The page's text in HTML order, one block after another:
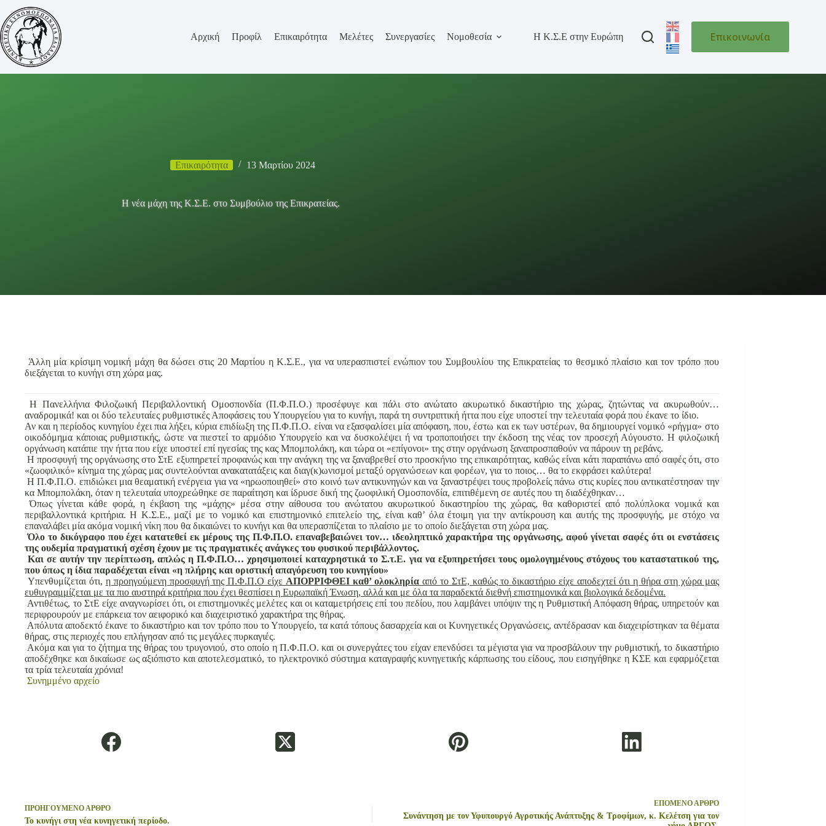
Μετάβαση
στο
περιεχόμενο
Αρχική
Προφίλ Επικαιρότητα Μελέτες Συνεργασίες Νομοθεσία Η Κ.Σ.Ε στην Ευρώπη Επικοινωνία
Επικαιρότητα 13 Μαρτίου 2024
Η νέα μάχη της Κ.Σ.Ε. στο Συμβούλιο της Επικρατείας.
Άλλη μία κρίσιμη νομική μάχη θα δώσει στις 20 Μαρτίου η Κ.Σ.Ε., για να υπερασπιστεί ενώπιον του Συμβουλίου της Επικρατείας το θεσμικό πλαίσιο και τον τρόπο που
διεξάγεται το κυνήγι στη χώρα μας.
Η Πανελλήνια Φιλοζωική Περιβαλλοντική Ομοσπονδία (Π.Φ.Π.Ο.) προσέφυγε και πάλι στο ανώτατο ακυρωτικό δικαστήριο της χώρας, ζητώντας να ακυρωθούν…
αναδρομικά! και οι δύο τελευταίες ρυθμιστικές Αποφάσεις του Υπουργείου για το κυνήγι, παρά τη συντριπτική ήττα που είχε υποστεί την τελευταία φορά που έκανε το ίδιο.
Αν και η περίοδος κυνηγίου έχει πια λήξει, κύρια επιδίωξη της Π.Φ.Π.Ο. είναι να εξασφαλίσει μία απόφαση, που, έστω και εκ των υστέρων, θα δημιουργεί νομικό «ρήγμα» στο
οικοδόμημα κάποιας ρυθμιστικής, ώστε να πιεστεί το αρμόδιο Υπουργείο και να δυσκολέψει ή να τροποποιήσει την έκδοση της νέας τον προσεχή Αύγουστο. Η φιλοζωική
οργάνωση κατάπιε την ήττα που είχε υποστεί επί ηγεσίας της κας Μπομπολάκη, και τώρα οι «επίγονοι» της στην οργάνωση ξαναπροσπαθούν να πάρουν τη ρεβάνς.
Η προσφυγή της οργάνωσης στο ΣτΕ εξυπηρετεί προφανώς και την ανάγκη της να ξαναβρεθεί στο προσκήνιο της επικαιρότητας, καθώς είναι κάτι παραπάνω από σαφές ότι, στο
«ζωοφιλικό» κίνημα της χώρας μας συντελούνται ανακατατάξεις και διαγ(κ)ωνισμοί μεταξύ οργανώσεων και φορέων, για το ποιος… θα το εκφράσει καλύτερα!
Η Π.Φ.Π.Ο. επιδιώκει μια θεαματική ενέργεια για να «ηρωοποιηθεί» στο κοινό των αντικυνηγών και να ξαναστρέψει τους προβολείς πάνω στις κυρίες που αντικατέστησαν την
κα Μπομπολάκη, όταν η τελευταία υποχρεώθηκε σε παραίτηση και ίδρυσε δική της ζωοφιλική Ομοσπονδία, επιτιθέμενη σε αυτές που τη διαδέχθηκαν…
Όπως γίνεται κάθε φορά, η έκβαση της «μάχης» μέσα στην αίθουσα του ανώτατου ακυρωτικού δικαστηρίου της χώρας, θα καθοριστεί από πολύπλοκα νομικά και
περιβαλλοντικά κριτήρια. Η Κ.Σ.Ε., μαζί με το νομικό και επιστημονικό επιτελείο της, είναι καθ’ όλα έτοιμη για την αντίκρουση και αυτής της προσφυγής, με στόχο να
επαναλάβει μία ακόμα νομική νίκη που θα δικαιώνει το κυνήγι και θα υπερασπίζεται το πλαίσιο με το οποίο διεξάγεται στη χώρα μας.
Όλο το δικόγραφο που έχει κατατεθεί εκ μέρους της Π.Φ.Π.Ο. επαναβεβαιώνει τον… ιδεοληπτικό χαρακτήρα της οργάνωσης, αφού γίνεται σαφές ότι οι ενστάσεις
της ουδεμία πραγματική σχέση έχουν με τις πραγματικές ανάγκες του φυσικού περιβάλλοντος.
Και σε αυτήν την περίπτωση, απλώς η Π.Φ.Π.Ο… χρησιμοποιεί καταχρηστικά το Σ.τ.Ε. για να εξυπηρετήσει τους ομολογημένους στόχους του καταστατικού της,
που όπως η ίδια παραδέχεται είναι «η πλήρης και οριστική απαγόρευση του κυνηγίου»
Υπενθυμίζεται ότι, η προηγούμενη προσφυγή της Π.Φ.Π.Ο είχε ΑΠΟΡΡΙΦΘΕΙ καθ’ ολοκληρίααπό το ΣτΕ, καθώς το δικαστήριο είχε αποδεχτεί ότι η θήρα στη χώρα μας
ευθυγραμμίζεται με τα πιο αυστηρά κριτήρια που έχει θεσπίσει η Ευρωπαϊκή Ένωση, αλλά και με όλα τα παραδεκτά διεθνή επιστημονικά και βιολογικά δεδομένα.
Αντιθέτως, το ΣτΕ είχε αναγνωρίσει ότι, οι επιστημονικές μελέτες και οι καταμετρήσεις επί του πεδίου, που λαμβάνει υπόψιν της η Ρυθμιστική Απόφαση θήρας, υπηρετούν και
περιφρουρούν με επάρκεια τον αειφορικό και διαχειριστικό χαρακτήρα της θήρας.
Απόλυτα αποδεκτό έκανε το δικαστήριο και τον τρόπο που το Υπουργείο, τα κατά τόπους δασαρχεία και οι Κυνηγετικές Οργανώσεις, αντέδρασαν και διαχειρίστηκαν τα θέματα
θήρας, στις περιοχές που επλήγησαν από τις μεγάλες πυρκαγιές.
Ακόμα και για το ζήτημα της θήρας του τρυγονιού, στο οποίο η Π.Φ.Π.Ο. και οι συνεργάτες του είχαν επενδύσει τα μέγιστα για να προσβάλουν την ρυθμιστική, το δικαστήριο
αποδέχθηκε και δικαίωσε ως αξιόπιστο και αποτελεσματικό, το ηλεκτρονικό σύστημα καταγραφής κυνηγετικής κάρπωσης του είδους, που εισηγήθηκε η ΚΣΕ και εφαρμόζεται
τα τρία τελευταία χρόνια!
Συνημμένο αρχείο
ΠΡΟΗΓΟΥΜΕΝΟΑΡΘΡΟ
Το κυνήγι στη νέα κυνηγετική περίοδο.
ΕΠΟΜΕΝΟΑΡΘΡΟ
Συνάντηση με τον Υφυπουργό Αγροτικής Ανάπτυξης & Τροφίμων, κ. Κελέτση για τον